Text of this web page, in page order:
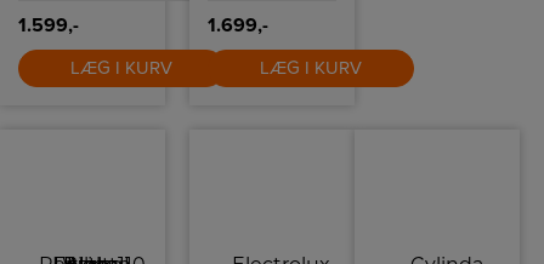
på kvalitet og
design.
1.599,-
LÆG I KURV
1.699,-
LÆG I KURV